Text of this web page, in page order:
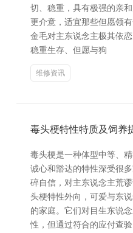
切、稳重，具有极强的亲
更介意，适宜那些但愿领
金毛对主东说念主极其依
稳重生存、但愿与狗
维修资讯
毒头梗特性特质及饲养
毒头梗是一种体型中等、
诚心和豁达的特性深受很
碎自信，对主东说念主荒
头梗特性外向，可爱与东
的家庭。它们对目生东说
性，但通过符合的应付查